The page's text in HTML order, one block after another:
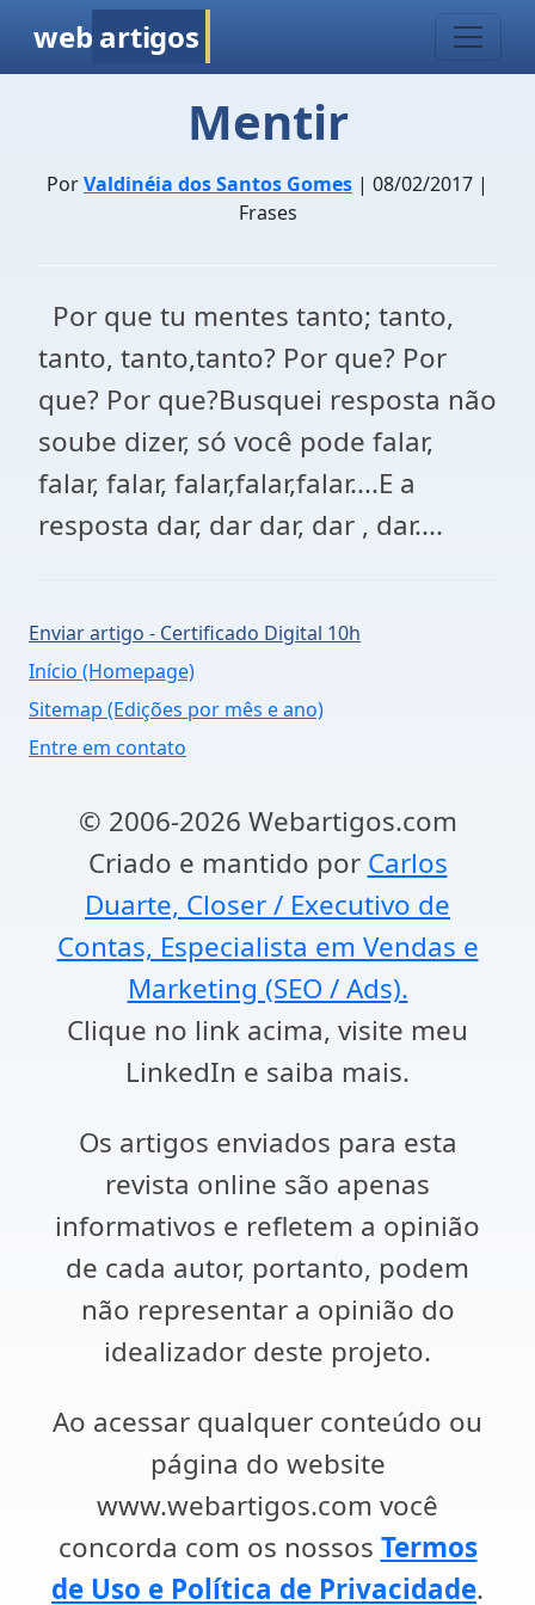
web artigos
Mentir
PorValdinéia dos Santos Gomes | 08/02/2017 |
Frases
Por que tu mentes tanto; tanto,
tanto, tanto,tanto? Por que? Por
que? Por que?Busquei resposta não
soube dizer, só você pode falar,
falar, falar, falar,falar,falar....E a
resposta dar, dar dar, dar , dar....
Enviar artigo - Certificado Digital 10h
Início (Homepage)
Sitemap (Edições por mês e ano)
Entre em contato
© 2006-2026 Webartigos.com
Criado e mantido por Carlos
Duarte, Closer / Executivo de
Contas, Especialista em Vendas e
Marketing (SEO / Ads).
Clique no link acima, visite meu
LinkedIn e saiba mais.
Os artigos enviados para esta
revista online são apenas
informativos e refletem a opinião
de cada autor, portanto, podem
não representar a opinião do
idealizador deste projeto.
Ao acessar qualquer conteúdo ou
página do website
www.webartigos.com você
concorda com os nossos Termos
de Uso e Política de Privacidade.